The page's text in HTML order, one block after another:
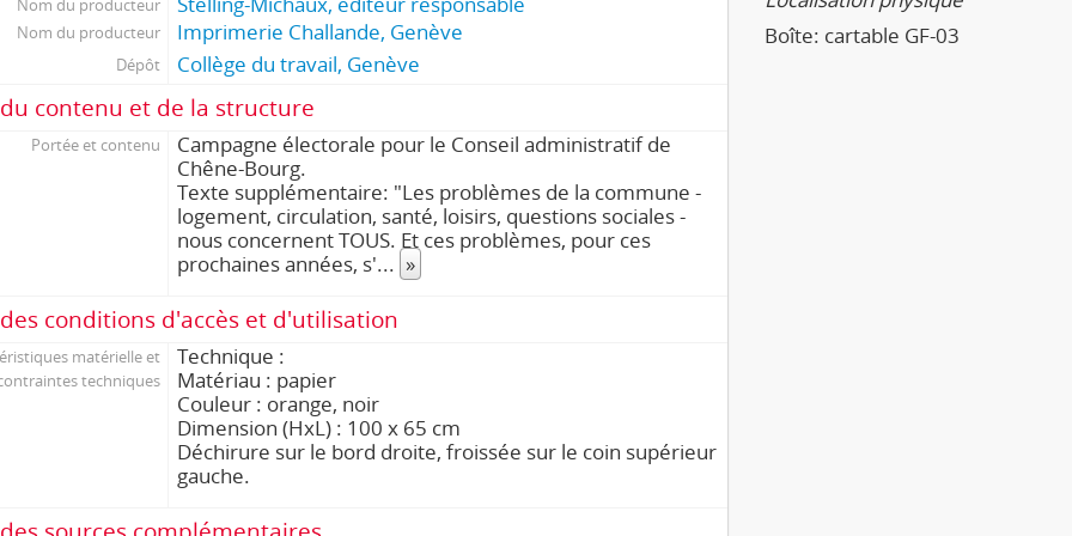
Nom du producteur
Nom du producteur Imprimerie Challande, Genève
Dépôt Collège du travail, Genève
contenu et de la structure
Portée et contenu
Campagne électorale pour le Conseil administratif de
Chêne-Bourg.
Texte supplémentaire: "Les problèmes de la commune -
logement, circulation, santé, loisirs, questions sociales -
nous concernent TOUS. Et ces problèmes, pour ces
prochaines années, s'... »
conditions d'accès et d'utilisation
matérielle et
techniques
Technique :
Matériau : papier
Couleur : orange, noir
Dimension (HxL) : 100 x 65 cm
Déchirure sur le bord droite, froissée sur le coin supérieur
gauche.
Boîte: cartable GF-03